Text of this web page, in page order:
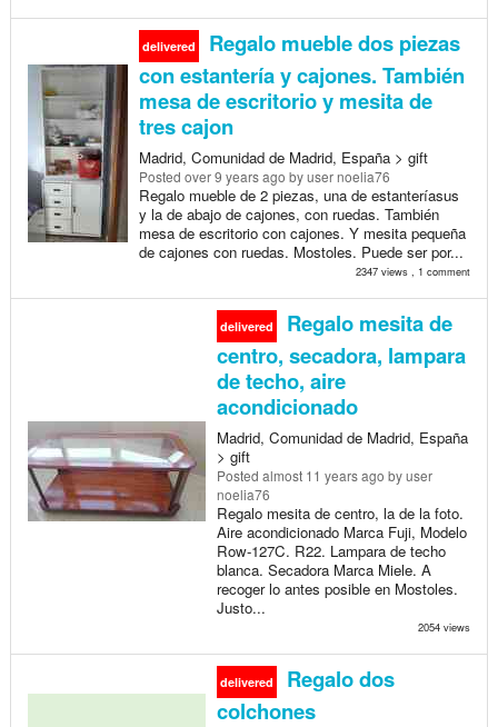
delivered
Regalo mueble dos piezas
con estantería y cajones. También
mesa de escritorio y mesita de
tres cajon
Madrid, Comunidad de Madrid, España > gift
Posted over 9 years ago by user noelia76
Regalo mueble de 2 piezas, una de estanteríasus
y la de abajo de cajones, con ruedas. También
mesa de escritorio con cajones. Y mesita pequeña
de cajones con ruedas. Mostoles. Puede ser por...
2347 views , 1 comment
delivered
Regalo mesita de
centro, secadora, lampara
de techo, aire
acondicionado
Madrid, Comunidad de Madrid, España
> gift
Posted almost 11 years ago by user
noelia76
Regalo mesita de centro, la de la foto.
Aire acondicionado Marca Fuji, Modelo
Row-127C. R22. Lampara de techo
blanca. Secadora Marca Miele. A
recoger lo antes posible en Mostoles.
Justo...
2054 views
delivered
Regalo dos
colchones